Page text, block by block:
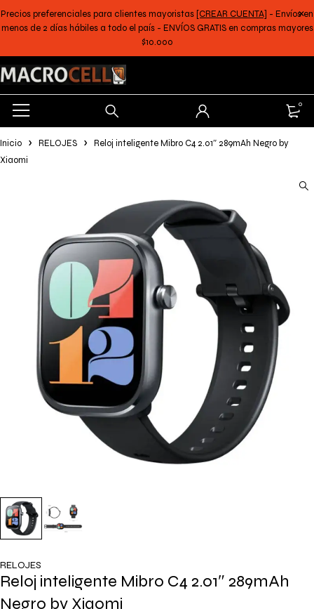
Precios preferenciales para clientes mayoristas [CREAR CUENTA] - Envíos en
menos de 2 días hábiles a todo el país - ENVÍOS GRATIS en compras mayores
$10.000
0
Inicio RELOJES
Reloj inteligente Mibro C4 2.01″ 289mAh Negro by
Xiaomi
RELOJES
Reloj inteligente Mibro C4 2.01″ 289mAh
Negro by Xiaomi